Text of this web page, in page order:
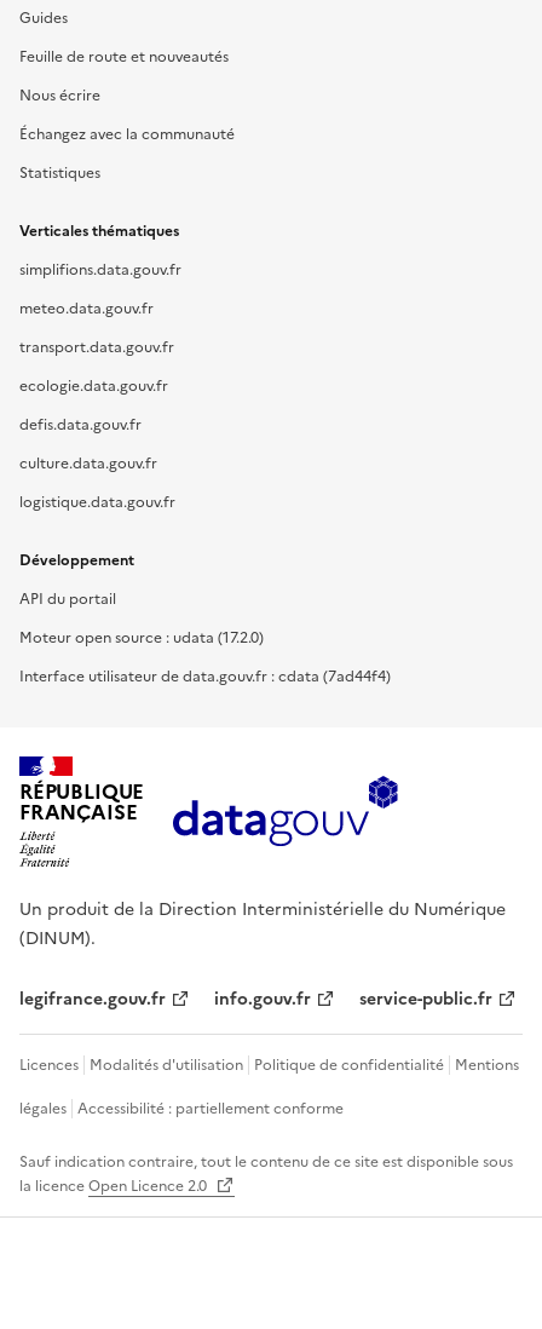
Guides
Feuille de route et nouveautés
Nous écrire
Échangez avec la communauté
Statistiques
Verticales thématiques
simplifions.data.gouv.fr
meteo.data.gouv.fr
transport.data.gouv.fr
ecologie.data.gouv.fr
defis.data.gouv.fr
culture.data.gouv.fr
logistique.data.gouv.fr
Développement
API du portail
Moteur open source : udata (17.2.0)
Interface utilisateur de data.gouv.fr : cdata (7ad44f4)
RÉPUBLIQUE
FRANÇAISE
Un produit de la Direction Interministérielle du Numérique
(DINUM).
legifrance.gouv.fr info.gouv.fr service-public.fr
Licences Modalités d'utilisation Politique de confidentialité Mentions
légales Accessibilité : partiellement conforme
Sauf indication contraire, tout le contenu de ce site est disponible sous
la licenceOpen Licence 2.0